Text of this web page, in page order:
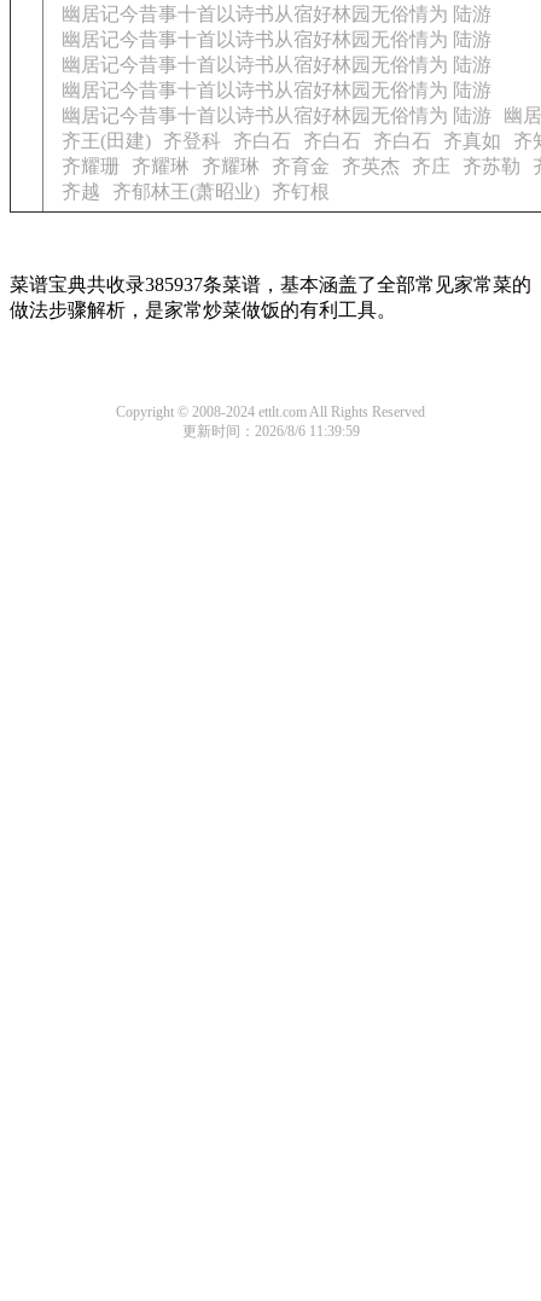
幽居记今昔事十首以诗书从宿好林园无俗情为 陆游
幽居记今昔事十首以诗书从宿好林园无俗情为 陆游
幽居记今昔事十首以诗书从宿好林园无俗情为 陆游
幽居记今昔事十首以诗书从宿好林园无俗情为 陆游
幽居记今昔事十首以诗书从宿好林园无俗情为 陆游
幽
齐王(田建)
齐登科 齐白石 齐白石 齐白石 齐真如
齐
齐耀珊
齐耀琳 齐耀琳 齐育金 齐英杰 齐庄 齐苏勒
齐越
齐郁林王(萧昭业) 齐钉根
菜谱宝典共收录385937条菜谱，基本涵盖了全部常见家常菜的
做法步骤解析，是家常炒菜做饭的有利工具。
Copyright © 2008-2024 ettlt.com All Rights Reserved
更新时间：2026/8/6 11:39:59